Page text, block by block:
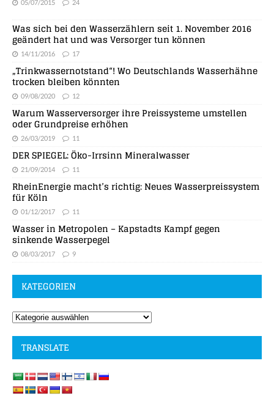
05/07/2015 24
Was sich bei den Wasserzählern seit 1. November 2016
geändert hat und was Versorger tun können
14/11/2016 17
„Trinkwassernotstand“! Wo Deutschlands Wasserhähne
trocken bleiben könnten
09/08/2020 12
Warum Wasserversorger ihre Preissysteme umstellen
oder Grundpreise erhöhen
26/03/2019 11
DER SPIEGEL: Öko-Irrsinn Mineralwasser
21/09/2014 11
RheinEnergie macht’s richtig: Neues Wasserpreissystem
für Köln
01/12/2017 11
Wasser in Metropolen – Kapstadts Kampf gegen
sinkende Wasserpegel
08/03/2017 9
KATEGORIEN
TRANSLATE